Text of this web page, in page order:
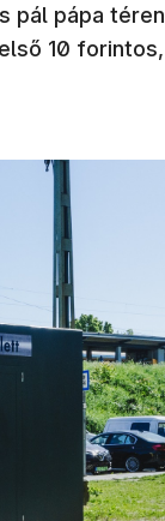
pál pápa téren
10 forintos,